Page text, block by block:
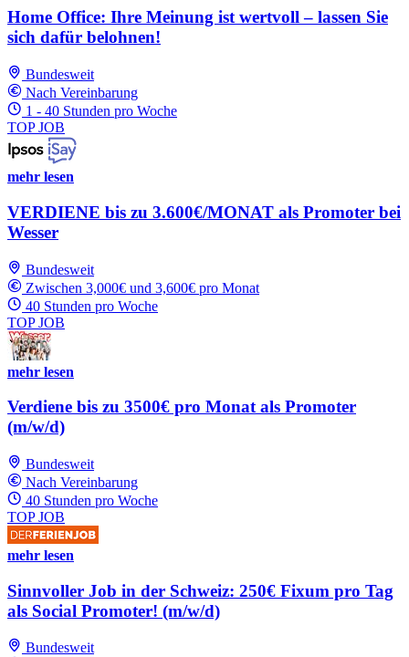
Home Office: Ihre Meinung ist wertvoll – lassen Sie
sich dafür belohnen!
Bundesweit
Nach Vereinbarung
1 - 40 Stunden pro Woche
TOP JOB
mehr lesen
VERDIENE bis zu 3.600€/MONAT als Promoter bei
Wesser
Bundesweit
Zwischen 3,000€ und 3,600€ pro Monat
40 Stunden pro Woche
TOP JOB
mehr lesen
Verdiene bis zu 3500€ pro Monat als Promoter
(m/w/d)
Bundesweit
Nach Vereinbarung
40 Stunden pro Woche
TOP JOB
mehr lesen
Sinnvoller Job in der Schweiz: 250€ Fixum pro Tag
als Social Promoter! (m/w/d)
Bundesweit